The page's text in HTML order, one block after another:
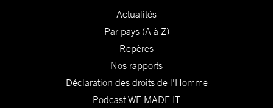
Actualités
Par pays (A à Z)
Repères
Nos rapports
Déclaration des droits de l'Homme
Podcast WE MADE IT